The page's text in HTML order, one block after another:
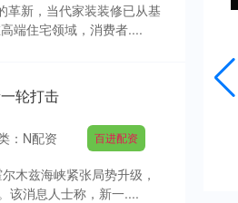
革新，当代家装装修已从基
端住宅领域，消费者....
轮打击
： N配资 百进配资
木兹海峡紧张局势升级，
该消息人士称，新一....